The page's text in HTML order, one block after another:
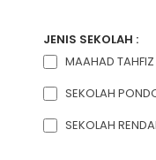
JENIS SEKOLAH :
MAAHAD
SEKOLAH
SEKOLAH RENDAH